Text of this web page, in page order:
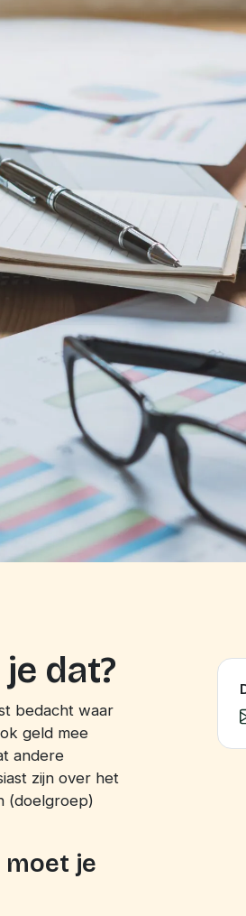
dat?
bedacht waar
geld mee
andere
zijn over het
(doelgroep)
moet je